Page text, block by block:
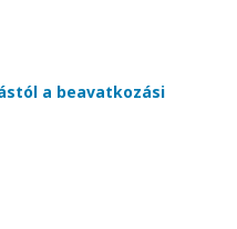
a beavatkozási